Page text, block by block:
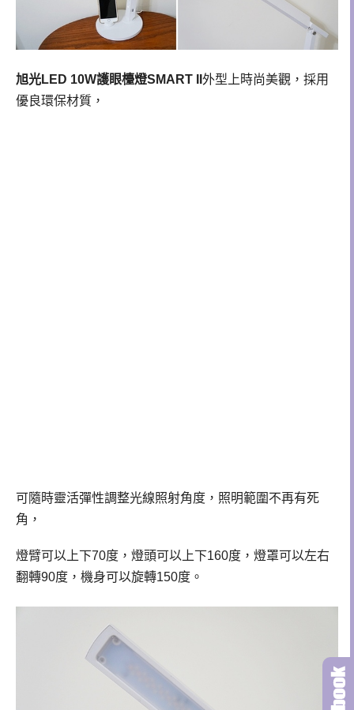
旭光LED 10W護眼檯燈SMART II 外型上時尚美觀，採用
優良環保材質，
可隨時靈活彈性調整光線照射角度，照明範圍不再有死
角，
燈臂可以上下70度，燈頭可以上下160度，燈罩可以左右
翻轉90度，機身可以旋轉150度。